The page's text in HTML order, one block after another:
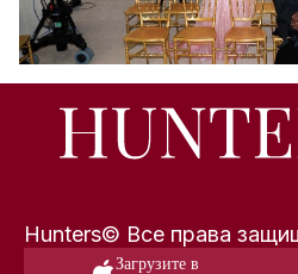
Hunters© Все права
Загрузите в